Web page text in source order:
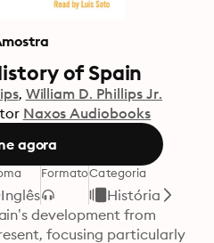
of Spain
William D. Phillips Jr.
Naxos Audiobooks
agora
Inglês
FormatoCategoria
História
development from
focusing particularly